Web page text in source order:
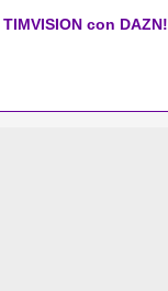
con DAZN!